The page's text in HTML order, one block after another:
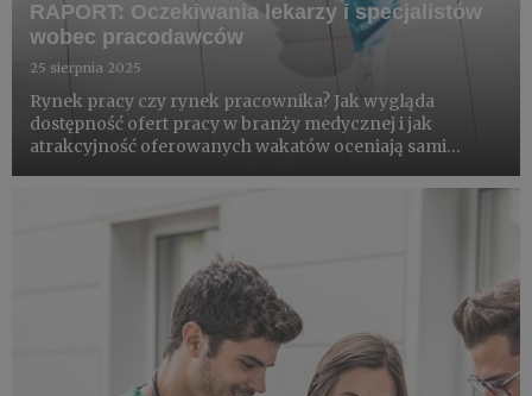
RAPORT: Oczekiwania lekarzy i specjalistów
wobec pracodawców
25 sierpnia 2025
Rynek pracy czy rynek pracownika? Jak wygląda
dostępność ofert pracy w branży medycznej i jak
atrakcyjność oferowanych wakatów oceniają sami
zmianę miejsca zatrudnienia i na ile w tym wszystkim
ważni są pacjenci?